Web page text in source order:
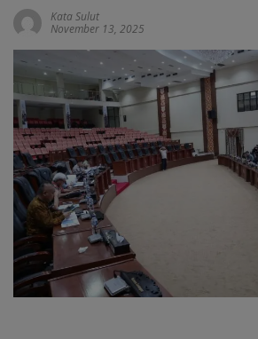
Kata Sulut
November 13, 2025